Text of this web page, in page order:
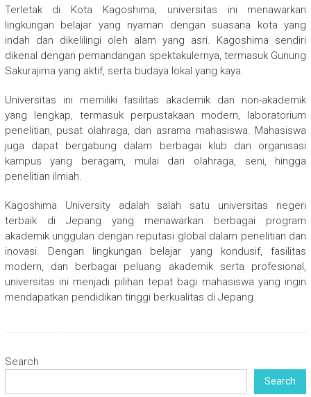
Terletak di Kota Kagoshima, universitas ini menawarkan
lingkungan belajar yang nyaman dengan suasana kota yang
indah dan dikelilingi oleh alam yang asri. Kagoshima sendiri
dikenal dengan pemandangan spektakulernya, termasuk Gunung
Sakurajima yang aktif, serta budaya lokal yang kaya.
Universitas ini memiliki fasilitas akademik dan non-akademik
yang lengkap, termasuk perpustakaan modern, laboratorium
penelitian, pusat olahraga, dan asrama mahasiswa. Mahasiswa
juga dapat bergabung dalam berbagai klub dan organisasi
kampus yang beragam, mulai dari olahraga, seni, hingga
penelitian ilmiah.
Kagoshima University adalah salah satu universitas negeri
terbaik di Jepang yang menawarkan berbagai program
akademik unggulan dengan reputasi global dalam penelitian dan
inovasi. Dengan lingkungan belajar yang kondusif, fasilitas
modern, dan berbagai peluang akademik serta profesional,
universitas ini menjadi pilihan tepat bagi mahasiswa yang ingin
mendapatkan pendidikan tinggi berkualitas di Jepang.
Search
Search